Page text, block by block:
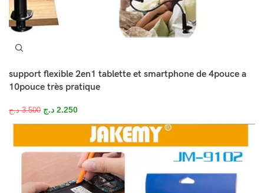
support flexible 2en1 tablette et smartphone de 4pouce a
10pouce très pratique
3.500 د.ج 2.250 د.ج